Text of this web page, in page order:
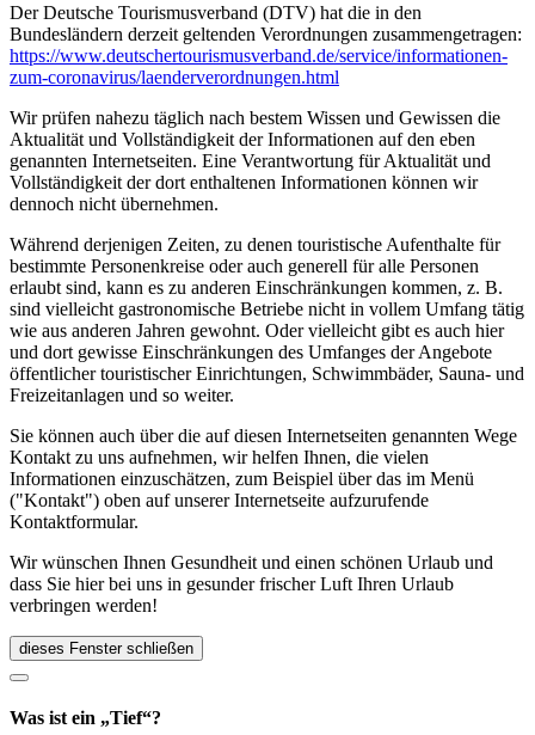
Der Deutsche Tourismusverband (DTV) hat die in den
Bundesländern derzeit geltenden Verordnungen zusammengetragen:
https://www.deutscher­tourismusverband.de/­service/­informationen-
zum-coronavirus/­laenderverordnungen.html
Wir prüfen nahezu täglich nach bestem Wissen und Gewissen die
Aktualität und Vollständigkeit der Informationen auf den eben
genannten Internetseiten. Eine Verantwortung für Aktualität und
Vollständigkeit der dort enthaltenen Informationen können wir
dennoch nicht übernehmen.
Während derjenigen Zeiten, zu denen touristische Aufenthalte für
bestimmte Personenkreise oder auch generell für alle Personen
erlaubt sind, kann es zu anderen Einschränkungen kommen, z. B.
sind vielleicht gastronomische Betriebe nicht in vollem Umfang tätig
wie aus anderen Jahren gewohnt. Oder vielleicht gibt es auch hier
und dort gewisse Einschränkungen des Umfanges der Angebote
öffentlicher touristischer Einrichtungen, Schwimmbäder, Sauna- und
Freizeitanlagen und so weiter.
Sie können auch über die auf diesen Internetseiten genannten Wege
Kontakt zu uns aufnehmen, wir helfen Ihnen, die vielen
Informationen einzuschätzen, zum Beispiel über das im Menü
("Kontakt") oben auf unserer Internetseite aufzurufende
Kontaktformular.
Wir wünschen Ihnen Gesundheit und einen schönen Urlaub und
dass Sie hier bei uns in gesunder frischer Luft Ihren Urlaub
verbringen werden!
dieses Fenster schließen
Was ist ein „Tief“?